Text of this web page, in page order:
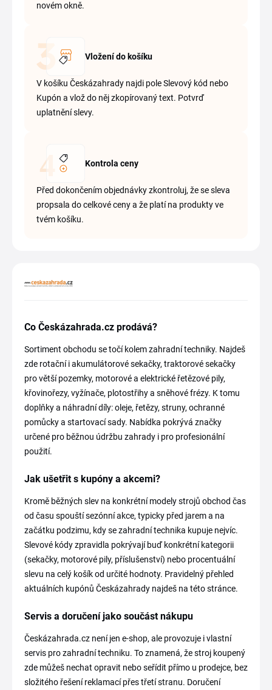
novém okně.
Vložení do košíku
V košíku Českázahrady najdi pole Slevový kód nebo
Kupón a vlož do něj zkopírovaný text. Potvrď
uplatnění slevy.
Kontrola ceny
Před dokončením objednávky zkontroluj, že se sleva
propsala do celkové ceny a že platí na produkty ve
tvém košíku.
Co Českázahrada.cz prodává?
Sortiment obchodu se točí kolem zahradní techniky. Najdeš
zde rotační i akumulátorové sekačky, traktorové sekačky
pro větší pozemky, motorové a elektrické řetězové pily,
křovinořezy, vyžínače, plotostřihy a sněhové frézy. K tomu
doplňky a náhradní díly: oleje, řetězy, struny, ochranné
pomůcky a startovací sady. Nabídka pokrývá značky
určené pro běžnou údržbu zahrady i pro profesionální
použití.
Jak ušetřit s kupóny a akcemi?
Kromě běžných slev na konkrétní modely strojů obchod čas
od času spouští sezónní akce, typicky před jarem a na
začátku podzimu, kdy se zahradní technika kupuje nejvíc.
Slevové kódy zpravidla pokrývají buď konkrétní kategorii
(sekačky, motorové pily, příslušenství) nebo procentuální
slevu na celý košík od určité hodnoty. Pravidelný přehled
aktuálních kupónů Českázahrady najdeš na této stránce.
Servis a doručení jako součást nákupu
Českázahrada.cz není jen e-shop, ale provozuje i vlastní
servis pro zahradní techniku. To znamená, že stroj koupený
zde můžeš nechat opravit nebo seřídit přímo u prodejce, bez
složitého řešení reklamací přes třetí stranu. Doručení